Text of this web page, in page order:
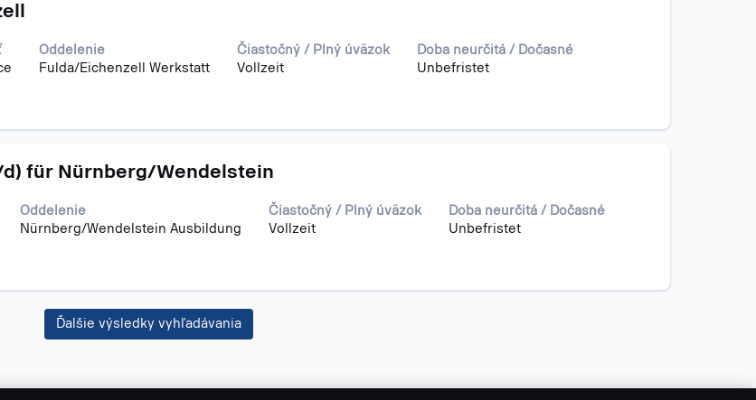
Oddelenie
Fulda/Eichenzell Werkstatt
Čiastočný / Plný úväzok
Vollzeit
Doba neurčitá / Dočasné
Unbefristet
für Nürnberg/Wendelstein
Oddelenie
Nürnberg/Wendelstein Ausbildung
Čiastočný / Plný úväzok
Vollzeit
Doba neurčitá / Dočasné
Unbefristet
Ďalšie výsledky vyhľadávania